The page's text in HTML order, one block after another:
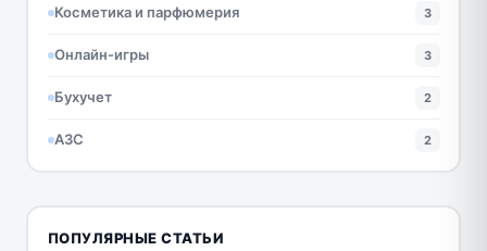
Косметика и парфюмерия 3
Онлайн-игры 3
Бухучет 2
АЗС 2
ПОПУЛЯРНЫЕ СТАТЬИ